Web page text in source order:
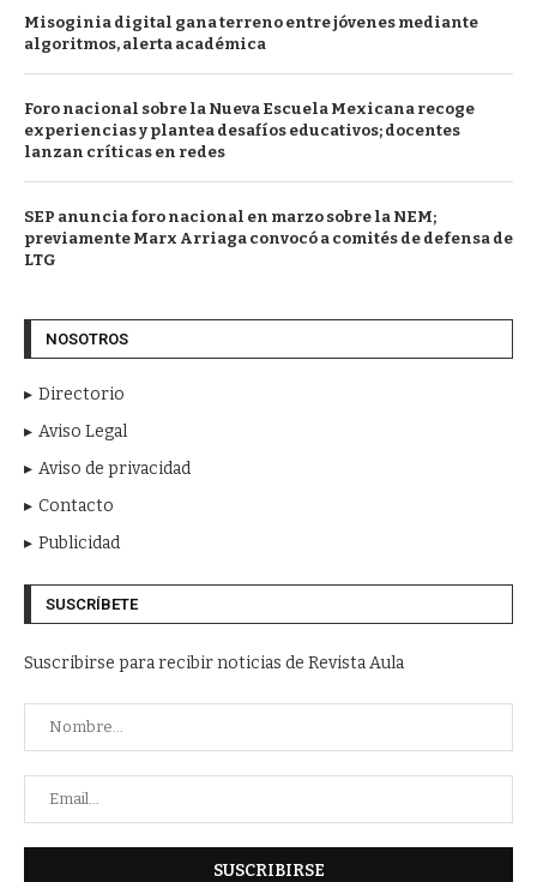
Misoginia digital gana terreno entre jóvenes mediante
algoritmos, alerta académica
Foro nacional sobre la Nueva Escuela Mexicana recoge
experiencias y plantea desafíos educativos; docentes
lanzan críticas en redes
SEP anuncia foro nacional en marzo sobre la NEM;
previamente Marx Arriaga convocó a comités de defensa de
LTG
NOSOTROS
Directorio
Aviso Legal
Aviso de privacidad
Contacto
Publicidad
SUSCRÍBETE
Suscribirse para recibir noticias de Revista Aula